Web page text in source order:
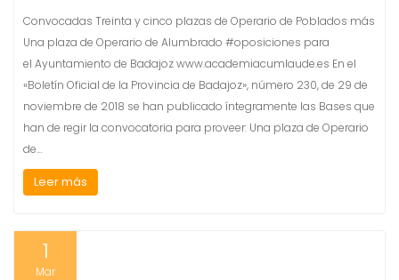
Convocadas Treinta y cinco plazas de Operario de Poblados más
Una plaza de Operario de Alumbrado #oposiciones para
el Ayuntamiento de Badajoz www.academiacumlaude.es En el
«Boletín Oficial de la Provincia de Badajoz», número 230, de 29 de
noviembre de 2018 se han publicado íntegramente las Bases que
han de regir la convocatoria para proveer: Una plaza de Operario
de…
Leer más
1
Mar